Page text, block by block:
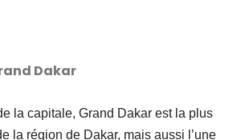
Dakar
la capitale, Grand Dakar est la plus
la région de Dakar, mais aussi l’une